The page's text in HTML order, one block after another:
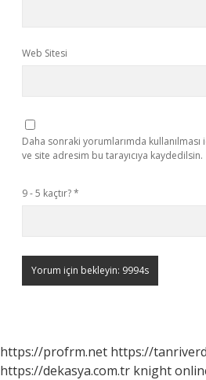
Web Sitesi
Daha sonraki yorumlarımda
ve site adresim bu tarayıcıya kaydedilsin.
9 - 5 kaçtır?*
https://profrm.net https://
https://dekasya.com.tr knight